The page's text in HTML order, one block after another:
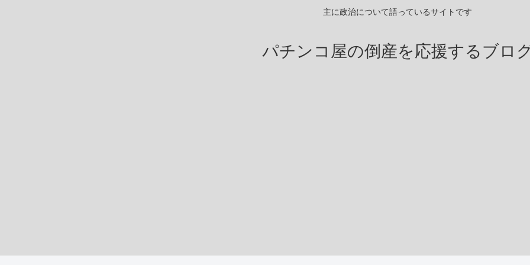
主に政治について語っているサイトです
パチンコ屋の倒産を応援するブロ